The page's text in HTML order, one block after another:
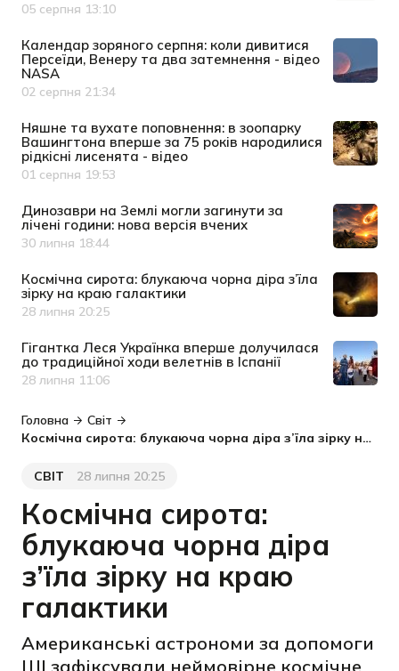
Дата публікації
05 серпня 13:10
Календар зоряного серпня: коли дивитися
Персеїди, Венеру та два затемнення - відео
NASA
Дата публікації
02 серпня 21:34
Няшне та вухате поповнення: в зоопарку
Вашингтона вперше за 75 років народилися
рідкісні лисенята - відео
Дата публікації
01 серпня 19:53
Динозаври на Землі могли загинути за
лічені години: нова версія вчених
Дата публікації
30 липня 18:44
Космічна сирота: блукаюча чорна діра з’їла
зірку на краю галактики
Дата публікації
28 липня 20:25
Гігантка Леся Українка вперше долучилася
до традиційної ходи велетнів в Іспанії
Дата публікації
28 липня 11:06
Головна
Світ
Космічна сирота: блукаюча чорна діра з’їла зірку на краю галактики
Категорія
СВІТ
Дата публікації
28 липня 20:25
Космічна сирота:
блукаюча чорна діра
з’їла зірку на краю
галактики
Американські астрономи за допомоги
ШІ зафіксували неймовірне космічне